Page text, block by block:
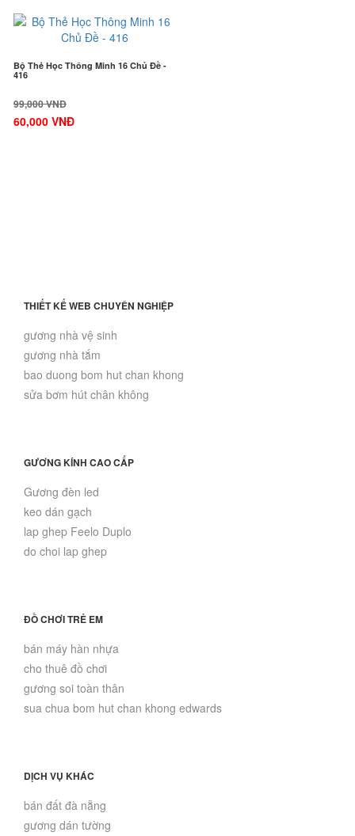
-40%
Bộ Thẻ Học Thông Minh 16 Chủ Đề -
416
99,000 VNĐ
60,000 VNĐ
THIẾT KẾ WEB CHUYÊN NGHIỆP
gương nhà vệ sinh
gương nhà tắm
bao duong bom hut chan khong
sửa bơm hút chân không
GƯƠNG KÍNH CAO CẤP
Gương đèn led
keo dán gạch
lap ghep Feelo Duplo
do choi lap ghep
ĐỒ CHƠI TRẺ EM
bán máy hàn nhựa
cho thuê đồ chơi
gương soi toàn thân
sua chua bom hut chan khong edwards
DỊCH VỤ KHÁC
bán đất đà nẵng
gương dán tường